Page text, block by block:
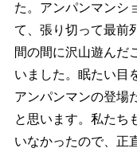
た。アンパンマンシ
て、張り切って最前
間の間に沢山遊んだ
いました。眠たい目
アンパンマンの登場
と思います。私たち
いなかったので、正